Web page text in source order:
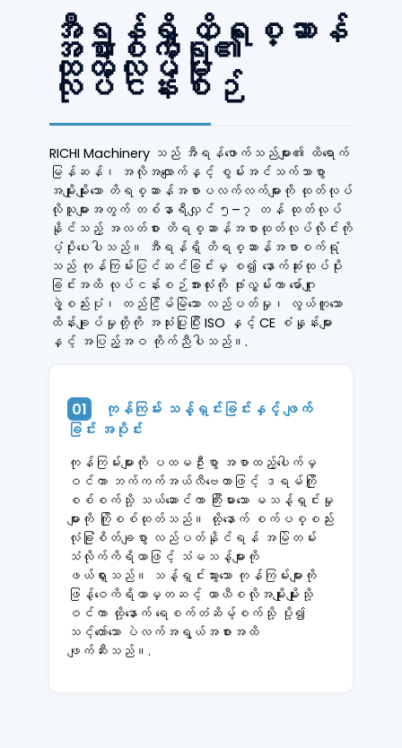
အီရန်ရှိ တိရစ္ဆာန်
အစာစက်ရုံ၏
ထုတ်လုပ်မှု
လုပ်ငန်းစဉ်
RICHI Machinery သည် အီရန်ဖောက်သည်များ၏ ထိရောက်
မြန်ဆန်၊ အလိုအလျောက်နှင့် စွမ်းအင်သက်သာစွာ
အမျိုးမျိုးသော တိရစ္ဆာန်အစာပလက်လက်များကို ထုတ်လုပ်
လိုသူများအတွက် တစ်နာရီလျှင် ၅–၇ တန် ထုတ်လုပ်
နိုင်သည့် အလတ်စား တိရစ္ဆာန်အစာထုတ်လုပ်လိုင်းကို
ပံ့ပိုးပေးပါသည်။ အီရန်ရှိ တိရစ္ဆာန်အစာစက်ရုံ
သည် ကုန်ကြမ်းပြင်ဆင်ခြင်းမှ စ၍ နောက်ဆုံးထုပ်ပိုး
ခြင်းအထိ လုပ်ငန်းစဉ်အားလုံးကို ဖုံးလွှမ်းကာ မော်ဂျူး
ဖွဲ့စည်းပုံ၊ တည်ငြိမ်မြဲသော လည်ပတ်မှု၊ လွယ်ကူသော
ထိန်းချုပ်မှုတို့ကို အသုံးပြုပြီး ISO နှင့် CE စံနှုန်းများ
နှင့် အပြည့်အဝ ကိုက်ညီပါသည်။.
01
ကုန်ကြမ်း သန့်ရှင်းခြင်းနှင့် ဖျက်
ခြင်း အပိုင်း
ကုန်ကြမ်းများကို ပထမဦးစွာ အစာထည့်ပေါက်မှ
ဝင်ကာ ဘက်ကက်အယ်လီဗေတာဖြင့် ဒရမ်ကြို
စစ်စက်သို့ သယ်ဆောင်ကာ ကြီးမားသော မသန့်ရှင်းမှု
များကို ကြိုစစ်ထုတ်သည်။ ထို့နောက် စက်ပစ္စည်း
လုံခြုံစိတ်ချစွာ လည်ပတ်နိုင်ရန် အမြဲတမ်း
သံလိုက်ကိရိယာဖြင့် သံမသန့်များကို
ဖယ်ရှားသည်။ သန့်ရှင်းသွားသော ကုန်ကြမ်းများကို
ဖြန့်ဝေကိရိယာမှတဆင့် ယာယီစလိုအမျိုးမျိုးသို့
ဝင်ကာ ထို့နောက် ရေစက်တံဆိမ့်စက်သို့ ပို့၍
သင့်တော်သော ပဲလက်အရွယ်အစားအထိ
ဖျက်ဆီးသည်။.